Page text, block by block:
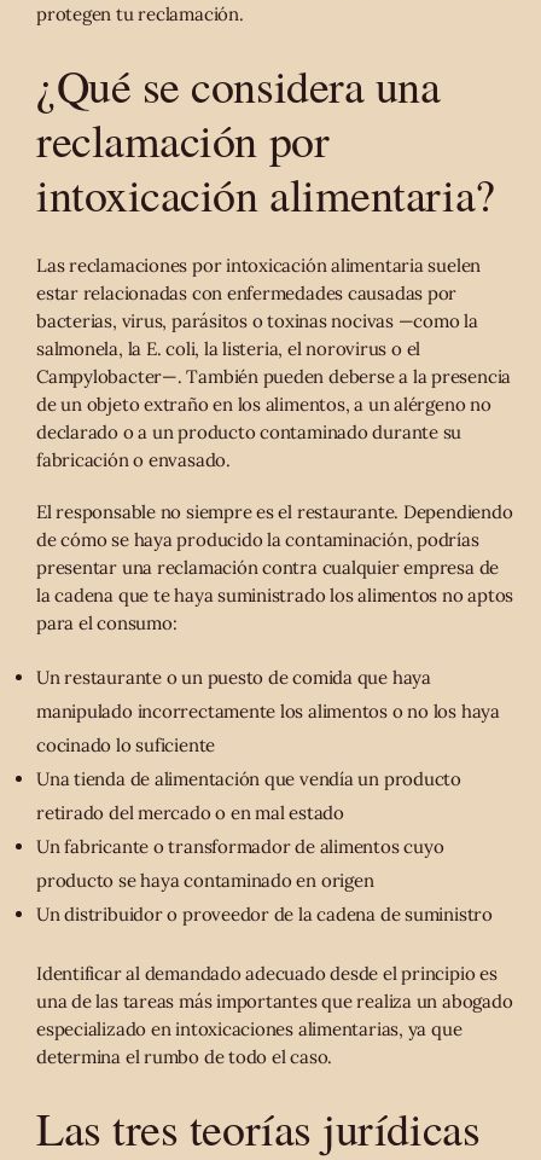
protegen tu reclamación.
¿Qué se considera una
reclamación por
intoxicación alimentaria?
Las reclamaciones por intoxicación alimentaria suelen
estar relacionadas con enfermedades causadas por
bacterias, virus, parásitos o toxinas nocivas —como la
salmonela, la E. coli, la listeria, el norovirus o el
Campylobacter—. También pueden deberse a la presencia
de un objeto extraño en los alimentos, a un alérgeno no
declarado o a un producto contaminado durante su
fabricación o envasado.
El responsable no siempre es el restaurante. Dependiendo
de cómo se haya producido la contaminación, podrías
presentar una reclamación contra cualquier empresa de
la cadena que te haya suministrado los alimentos no aptos
para el consumo:
Un restaurante o un puesto de comida que haya
manipulado incorrectamente los alimentos o no los haya
cocinado lo suficiente
Una tienda de alimentación que vendía un producto
retirado del mercado o en mal estado
Un fabricante o transformador de alimentos cuyo
producto se haya contaminado en origen
Un distribuidor o proveedor de la cadena de suministro
Identificar al demandado adecuado desde el principio es
una de las tareas más importantes que realiza un abogado
especializado en intoxicaciones alimentarias, ya que
determina el rumbo de todo el caso.
Las tres teorías jurídicas